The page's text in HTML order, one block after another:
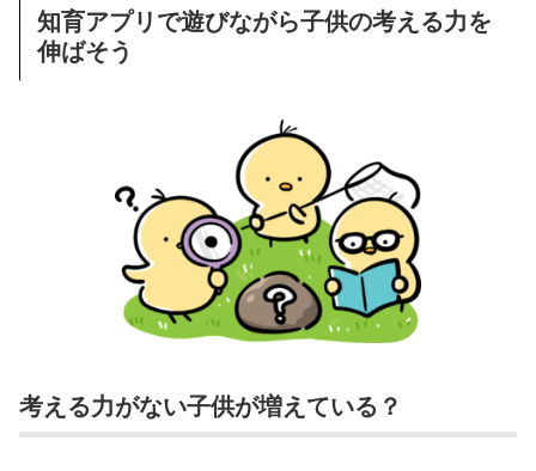
知育アプリで遊びながら子供の考える力を
伸ばそう
考える力がない子供が増えている？